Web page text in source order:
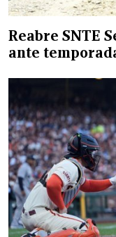
Reabre SNTE
ante